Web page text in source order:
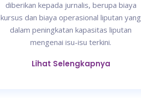
diberikan kepada jurnalis, berupa biaya
kursus dan biaya operasional liputan yang
dalam peningkatan kapasitas liputan
mengenai isu-isu terkini.
Lihat Selengkapnya